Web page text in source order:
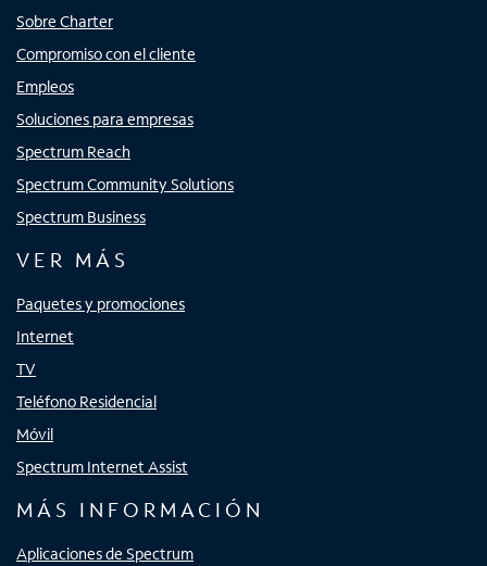
Sobre Charter
Compromiso con el cliente
Empleos
Soluciones para empresas
Spectrum Reach
Spectrum Community Solutions
Spectrum Business
VER MÁS
Paquetes y promociones
Internet
TV
Teléfono Residencial
Móvil
Spectrum Internet Assist
MÁS INFORMACIÓN
Aplicaciones de Spectrum